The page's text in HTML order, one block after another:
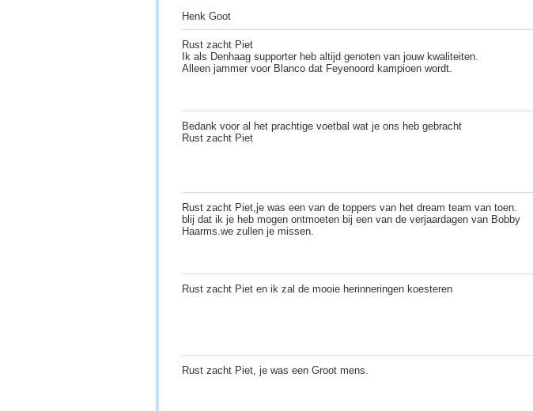
Henk Goot
Rust zacht Piet
Ik als Denhaag supporter heb altijd genoten van jouw kwaliteiten.
Alleen jammer voor Blanco dat Feyenoord kampioen wordt.
Bedank voor al het prachtige voetbal wat je ons heb gebracht
Rust zacht Piet
Rust zacht Piet,je was een van de toppers van het dream team van toen.
blij dat ik je heb mogen ontmoeten bij een van de verjaardagen van Bobby
Haarms.we zullen je missen.
Rust zacht Piet en ik zal de mooie herinneringen koesteren
Rust zacht Piet, je was een Groot mens.